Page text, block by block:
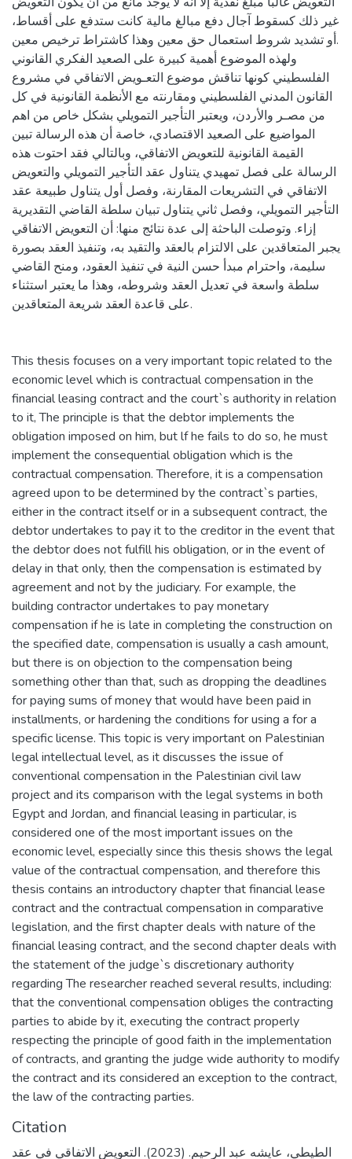
غير ذلك كسقوط آجال دفع مبالغ مالية كانت ستدفع على أقساط،
أو تشديد شروط استعمال حق معين وهذا كاشتراط ترخيص معين.
ولهذه الموضوع أهمية كبيرة على الصعيد الفكري القانوني
الفلسطيني كونها تناقش موضوع التعـويض الاتفاقي في مشروع
القانون المدني الفلسطيني ومقارنته مع الأنظمة القانونية في كل
من مصـر والأردن، ويعتبر التأجير التمويلي بشكل خاص من اهم
المواضيع على الصعيد الاقتصادي، خاصة أن هذه الرسالة تبين
القيمة القانونية للتعويض الاتفاقي، وبالتالي فقد احتوت هذه
الرسالة على فصل تمهيدي يتناول عقد التأجير التمويلي والتعويض
الاتفاقي في التشريعات المقارنة، وفصل أول يتناول طبيعة عقد
التأجير التمويلي، وفصل ثاني يتناول تبيان سلطة القاضي التقديرية
إزاء. وتوصلت الباحثة إلى عدة نتائج منها: أن التعويض الاتفاقي
يجبر المتعاقدين على الالتزام بالعقد والتقيد به، وتنفيذ العقد بصورة
سليمة، واحترام مبدأ حسن النية في تنفيذ العقود، ومنح القاضي
سلطة واسعة في تعديل العقد وشروطه، وهذا ما يعتبر استثناء
على قاعدة العقد شريعة المتعاقدين.
This thesis focuses on a very important topic related to the
economic level which is contractual compensation in the
financial leasing contract and the court`s authority in relation
to it, The principle is that the debtor implements the
obligation imposed on him, but lf he fails to do so, he must
implement the consequential obligation which is the
contractual compensation. Therefore, it is a compensation
agreed upon to be determined by the contract`s parties,
either in the contract itself or in a subsequent contract, the
debtor undertakes to pay it to the creditor in the event that
the debtor does not fulfill his obligation, or in the event of
delay in that only, then the compensation is estimated by
agreement and not by the judiciary. For example, the
building contractor undertakes to pay monetary
compensation if he is late in completing the construction on
the specified date, compensation is usually a cash amount,
but there is on objection to the compensation being
something other than that, such as dropping the deadlines
for paying sums of money that would have been paid in
installments, or hardening the conditions for using a for a
specific license. This topic is very important on Palestinian
legal intellectual level, as it discusses the issue of
conventional compensation in the Palestinian civil law
project and its comparison with the legal systems in both
Egypt and Jordan, and financial leasing in particular, is
considered one of the most important issues on the
economic level, especially since this thesis shows the legal
value of the contractual compensation, and therefore this
thesis contains an introductory chapter that financial lease
contract and the contractual compensation in comparative
legislation, and the first chapter deals with nature of the
financial leasing contract, and the second chapter deals with
the statement of the judge`s discretionary authority
regarding The researcher reached several results, including:
that the conventional compensation obliges the contracting
parties to abide by it, executing the contract properly
respecting the principle of good faith in the implementation
of contracts, and granting the judge wide authority to modify
the contract and its considered an exception to the contract,
the law of the contracting parties.
Citation
الطيطي، عايشه عبد الرحيم. (2023). التعويض الاتفاقي في عقد